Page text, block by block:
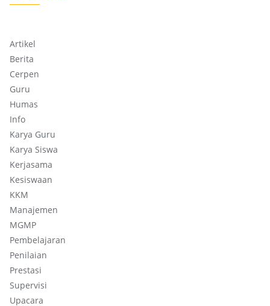
Artikel
Berita
Cerpen
Guru
Humas
Info
Karya Guru
Karya Siswa
Kerjasama
Kesiswaan
KKM
Manajemen
MGMP
Pembelajaran
Penilaian
Prestasi
Supervisi
Upacara